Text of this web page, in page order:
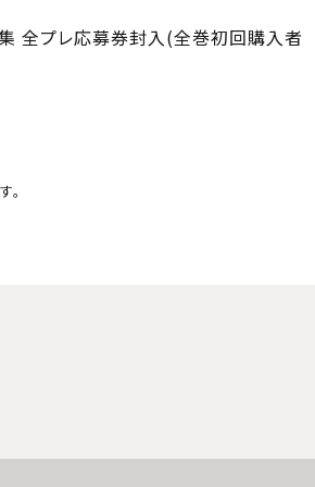
全プレ応募券封入(全巻初回購入者